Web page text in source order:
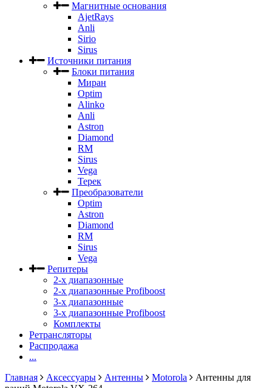
Магнитные основания
AjetRays
Anli
Sirio
Sirus
Источники питания
Блоки питания
Миран
Optim
Alinko
Anli
Astron
Diamond
RM
Sirus
Vega
Терек
Преобразователи
Optim
Astron
Diamond
RM
Sirus
Vega
Репитеры
2-х диапазонные
2-х диапазонные Profiboost
3-х диапазонные
3-х диапазонные Profiboost
Комплекты
Ретрансляторы
Распродажа
...
Главная
Аксессуары Антенны Motorola
Антенны для